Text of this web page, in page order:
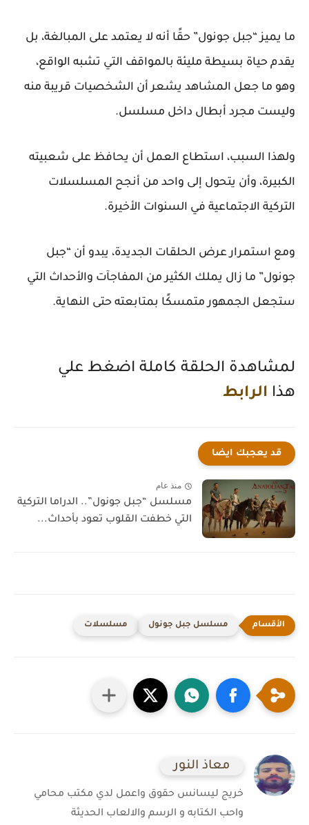
ما يميز “جبل جونول” حقًا أنه لا يعتمد على المبالغة، بل
يقدم حياة بسيطة مليئة بالمواقف التي تشبه الواقع،
وهو ما جعل المشاهد يشعر أن الشخصيات قريبة منه
وليست مجرد أبطال داخل مسلسل.
ولهذا السبب، استطاع العمل أن يحافظ على شعبيته
الكبيرة، وأن يتحول إلى واحد من أنجح المسلسلات
التركية الاجتماعية في السنوات الأخيرة.
ومع استمرار عرض الحلقات الجديدة، يبدو أن “جبل
جونول” ما زال يملك الكثير من المفاجآت والأحداث التي
ستجعل الجمهور متمسكًا بمتابعته حتى النهاية.
لمشاهدة الحلقة كاملة اضغط علي
هذا الرابط
قد يعجبك ايضا
منذ عام
مسلسل “جبل جونول”.. الدراما التركية
التي خطفت القلوب تعود بأحداث...
مسلسل جبل جونول مسلسلات
معاذ النور
خريج ليسانس حقوق واعمل لدي مكتب محامي
واحب الكتابه و الرسم والالعاب الحديثة